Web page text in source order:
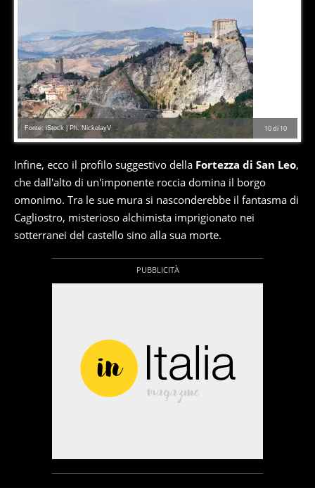
10di 10
Fonte: iStock | Ph. NickolayV
Infine, ecco il profilo suggestivo della Fortezza di San Leo,
che dall'alto di un'imponente roccia domina il borgo
omonimo. Tra le sue mura si nasconderebbe il fantasma di
Cagliostro, misterioso alchimista imprigionato nei
sotterranei del castello sino alla sua morte.